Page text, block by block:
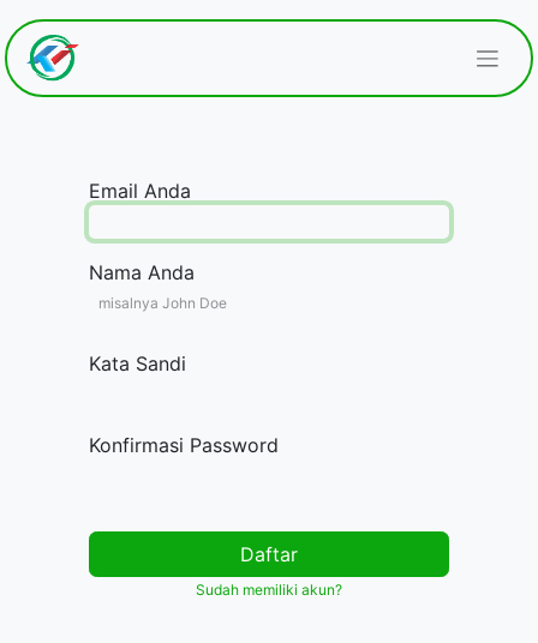
Email Anda
Nama Anda
Kata Sandi
Konfirmasi Password
Daftar
Sudah memiliki akun?